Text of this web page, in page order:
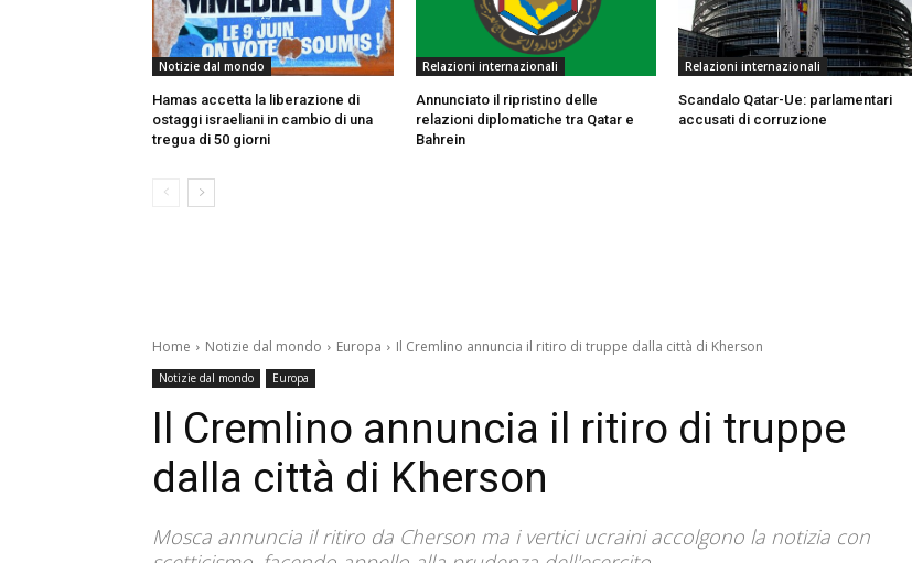
Notizie dal mondo
Hamas accetta la liberazione di
ostaggi israeliani in cambio di una
tregua di 50 giorni
Relazioni internazionali
Annunciato il ripristino delle
relazioni diplomatiche tra Qatar e
Bahrein
Relazioni internazionali
Scandalo Qatar-Ue: parlamentari
accusati di corruzione